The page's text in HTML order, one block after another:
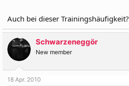
Auch bei dieser Trainingshäufigkeit?
Schwarzeneggör
New member
18 Apr. 2010